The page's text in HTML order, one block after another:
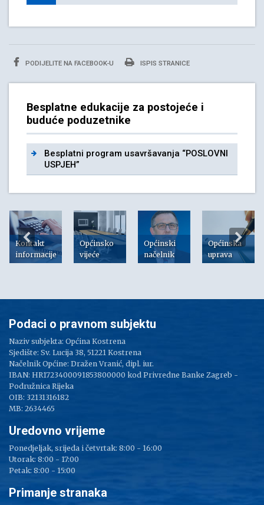
PODIJELITE NA FACEBOOK-U ISPIS STRANICE
Besplatne edukacije za postojeće i
buduće poduzetnike
Besplatni program usavršavanja “POSLOVNI
USPJEH”
Kontakt
informacije
Općinsko
vijeće
Općinski
načelnik
Općinska
uprava
Podaci o pravnom subjektu
Naziv subjekta: Općina Kostrena
Sjedište: Sv. Lucija 38, 51221 Kostrena
Načelnik Općine: Dražen Vranić, dipl. iur.
IBAN: HR1723400091853800000 kod Privredne Banke Zagreb -
Podružnica Rijeka
OIB: 32131316182
MB: 2634465
Uredovno vrijeme
Ponedjeljak, srijeda i četvrtak: 8:00 - 16:00
Utorak: 8:00 - 17:00
Petak: 8:00 - 15:00
Primanje stranaka